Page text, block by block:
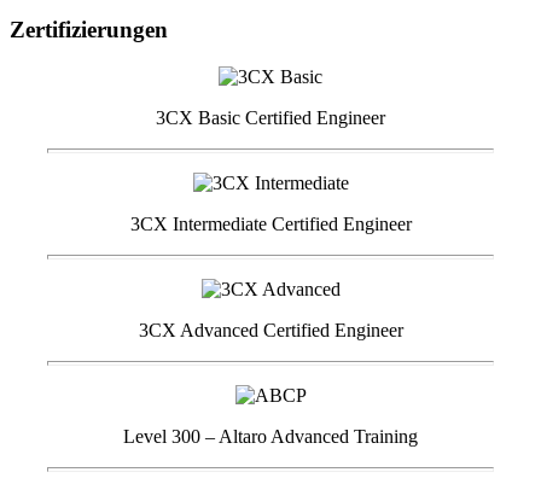
Zertifizierungen
3CX Basic Certified Engineer
3CX Intermediate Certified Engineer
3CX Advanced Certified Engineer
Level 300 – Altaro Advanced Training